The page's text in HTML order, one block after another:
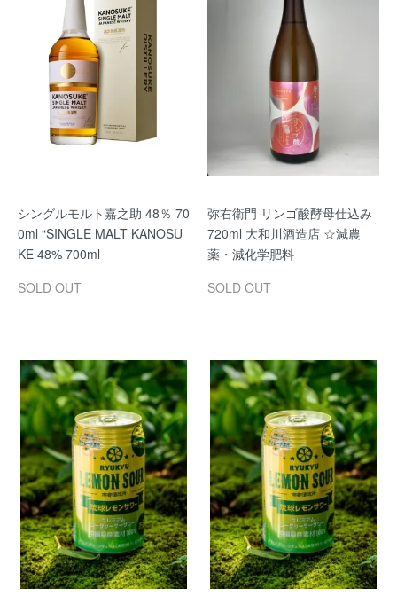
シングルモルト嘉之助 48％ 70
0ml “SINGLE MALT KANOSU
KE 48% 700ml
SOLD OUT
弥右衛門 リンゴ酸酵母仕込み
720ml 大和川酒造店 ☆減農
薬・減化学肥料
SOLD OUT